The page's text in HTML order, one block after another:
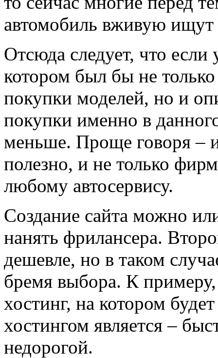
автомобиль вживую ищут
Отсюда следует, что если
котором был бы не
покупки моделей, но и
покупки именно в
меньше. Проще говоря –
полезно, и не только
любому автосервису.
Создание сайта можно
нанять фрилансера.
дешевле, но в таком
бремя выбора. К
хостинг, на котором
хостингом является –
недорогой.